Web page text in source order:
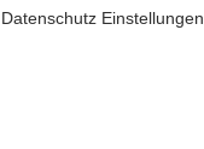
Datenschutz Einstellungen